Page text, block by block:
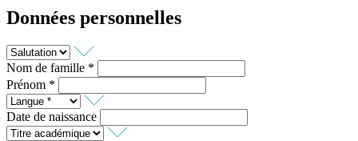
Données personnelles
Nom de famille *
Prénom *
Date de naissance